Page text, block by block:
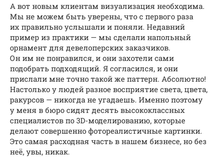
А вот новым клиентам визуализация необходима.
Мы не можем быть уверены, что с первого раза
их правильно услышали и поняли. Недавний
пример из практики — мы сделали напольный
орнамент для девелоперских заказчиков.
Он им не понравился, и они захотели сами
подобрать подходящий. Я согласился, и они
прислали мне точно такой же паттерн. Абсолютно!
Настолько у людей разное восприятие света, цвета,
ракурсов — никогда не угадаешь. Именно поэтому
у меня в бюро сидят десять высококлассных
специалистов по 3D-моделированию, которые
делают совершенно фотореалистичные картинки.
Это самая расходная часть в нашем бизнесе, но без
неё, увы, никак.